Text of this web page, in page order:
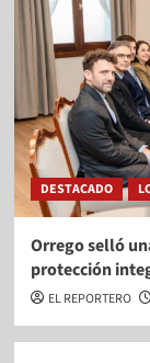
DESTACADO
Orrego selló
protección
EL REPORTERO